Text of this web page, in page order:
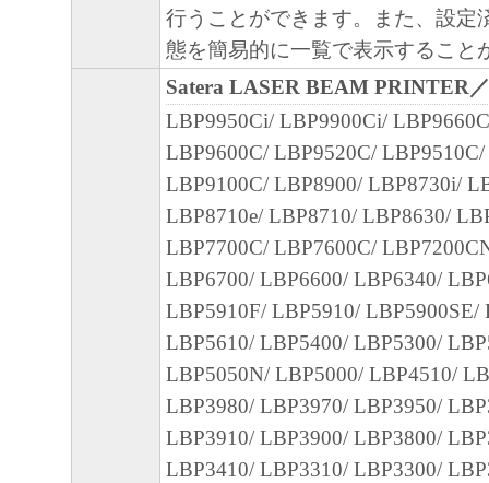
(1) キヤノンは、お客様が「キヤノン製品
のために、「キヤノン製品」に直接または
通じ接続される複数のコンピュータ（以下
言います。）において、「本ソフトウェア
約書においては、「本ソフトウェア」をコ
憶媒体上にインストールすること、または
おいて表示すること、アクセスすること、
ることのいずれも含むものとします。）す
的権利をお客様に対して許諾します。お客
定機器」にネットワークを通じて接続され
上で、かかるコンピュータの使用者に対し
ェア」を使用させることができますが、か
タの使用者に本契約書上の義務および条件
ともに、その履行に関し全責任を負うこと
行うことができます。また、設定
態を簡易的に一覧で表示すること
Satera LASER BEAM PRINTER
LBP9950Ci/ LBP9900Ci/
LBP9600C/ LBP9520C/
LBP9100C/ LBP8900/ LBP8730i/
LBP8710e/ LBP8710/ LBP8630/
LBP7700C/ LBP7600C/
LBP6700/ LBP6600/ LBP6340/
LBP5910F/ LBP5910/ LBP5900SE/
LBP5610/ LBP5400/ LBP5300/
LBP5050N/ LBP5000/ LBP4510/
LBP3980/ LBP3970/ LBP3950/
LBP3910/ LBP3900/ LBP3800/
LBP3410/ LBP3310/ LBP3300/